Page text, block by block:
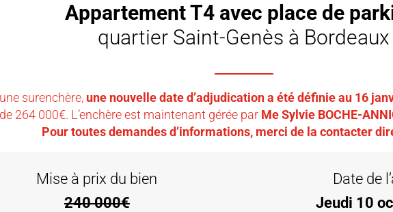
Appartement T4 avec place de
quartier Saint-Genès à Bordeaux
surenchère, une nouvelle date d’adjudication a été définie au 16
264 000€. L’enchère est maintenant gérée par Me Sylvie BOCHE-
Pour toutes demandes d’informations, merci de la contacter
Mise à prix du bien
240 000€
Date de
Jeudi 10